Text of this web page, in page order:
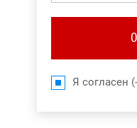
Я согласен